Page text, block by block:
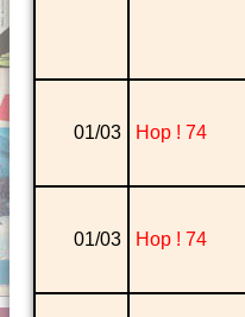
01/03 Hop ! 74
01/03 Hop ! 74